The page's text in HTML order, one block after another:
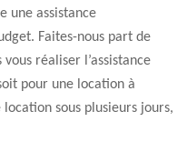
une assistance
Faites-nous part de
réaliser l’assistance
pour une location à
sous plusieurs jours,